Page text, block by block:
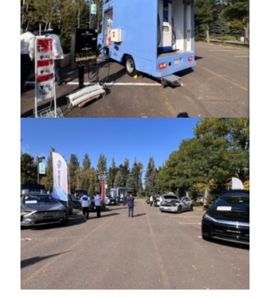
Company
Service
事業について
Contact
お問い合わせ
Sitemap
サイトマップ